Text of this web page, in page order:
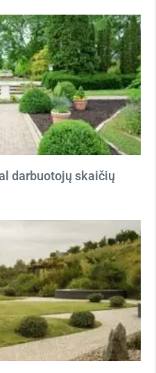
darbuotojų skaičių